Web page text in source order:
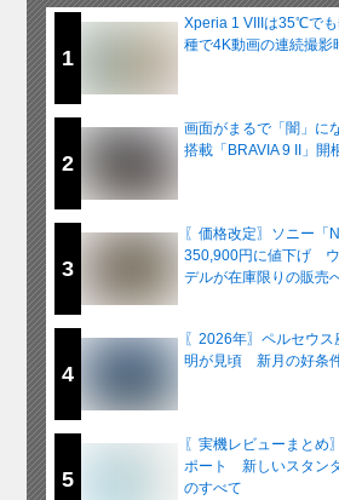
1
Xperia 1 VIIIは35℃で
種で4K動画の連続撮影
2
画面がまるで「闇」
搭載「BRAVIA 9 II」開
3
〖価格改定〗ソニー「
350,900円に値下げ
デルが在庫限りの販売
4
〖2026年〗ペルセウ
明が見頃 新月の好条
5
〖実機レビューまとめ
ポート 新しいスタン
のすべて